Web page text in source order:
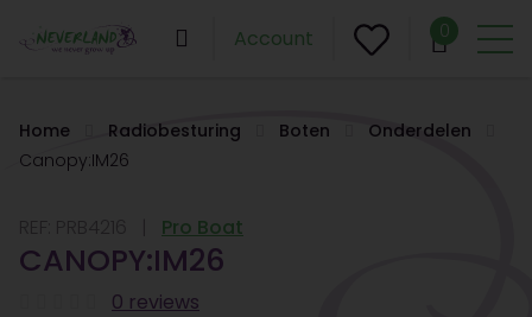
Account 0
Home Radiobesturing Boten
Onderdelen
Canopy:IM26
Pro Boat
CANOPY:IM26
0 reviews